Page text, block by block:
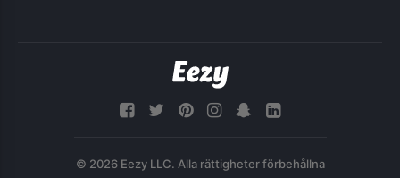
© 2026 Eezy LLC. Alla rättigheter förbehållna